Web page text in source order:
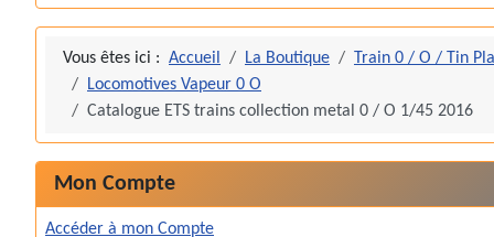
Vous êtes ici : Accueil La Boutique
Train 0 / O / Tin
Locomotives Vapeur 0 O
Catalogue ETS trains collection metal 0 / O 1/45 2016
Mon Compte
Accéder à mon Compte